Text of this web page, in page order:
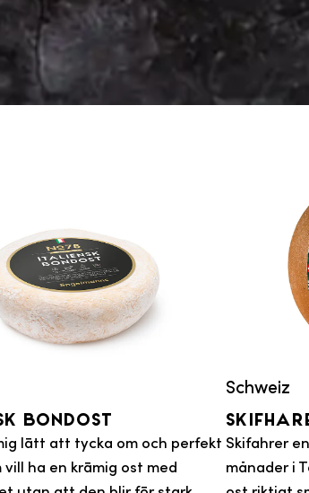
Bondost
lätt att tycka om och perfekt
vill ha en krämig ost med
Schweiz
Skifahrer
månader i